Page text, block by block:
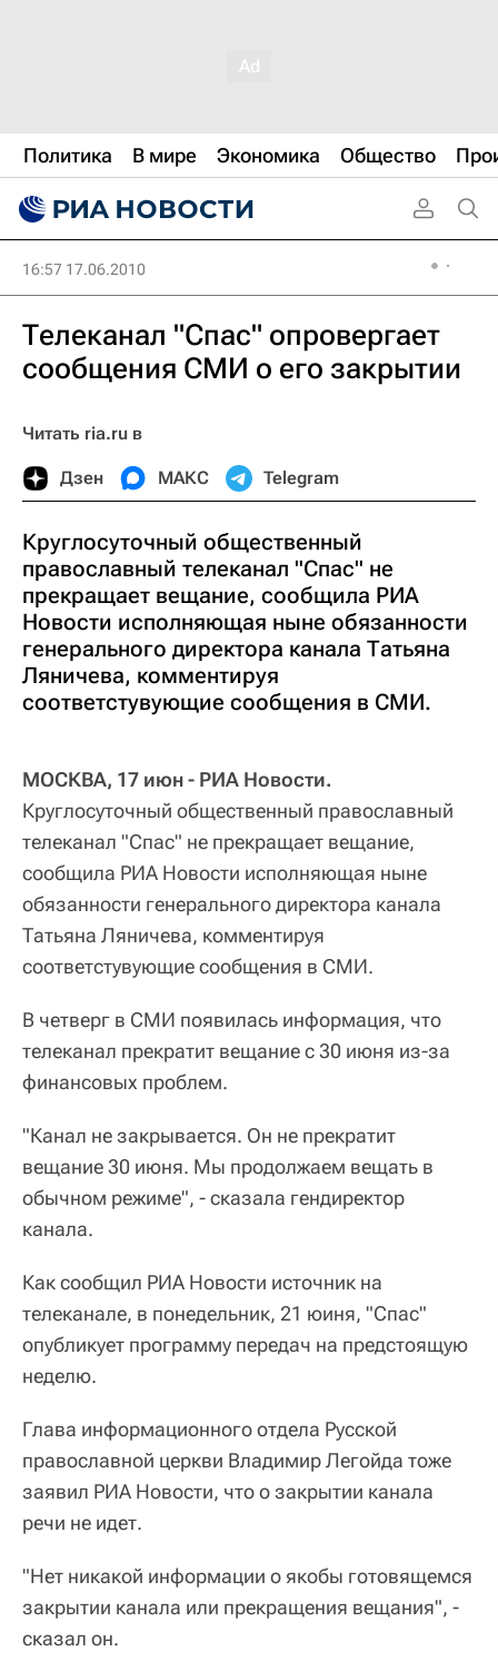
Политика В мире Экономика Общество
16:57 17.06.2010
Телеканал "Спас" опровергает
сообщения СМИ о его закрытии
Читать ria.ru в
Дзен МАКС Telegram
Круглосуточный общественный
православный телеканал "Спас" не
прекращает вещание, сообщила РИА
Новости исполняющая ныне обязанности
генерального директора канала Татьяна
Ляничева, комментируя
соответстувующие сообщения в СМИ.
МОСКВА, 17 июн - РИА Новости.
Круглосуточный общественный православный
телеканал "Спас" не прекращает вещание,
сообщила РИА Новости исполняющая ныне
обязанности генерального директора канала
Татьяна Ляничева, комментируя
соответстувующие сообщения в СМИ.
В четверг в СМИ появилась информация, что
телеканал прекратит вещание с 30 июня из-за
финансовых проблем.
"Канал не закрывается. Он не прекратит
вещание 30 июня. Мы продолжаем вещать в
обычном режиме", - сказала гендиректор
канала.
Как сообщил РИА Новости источник на
телеканале, в понедельник, 21 юиня, "Спас"
опубликует программу передач на предстоящую
неделю.
Глава информационного отдела Русской
православной церкви Владимир Легойда тоже
заявил РИА Новости, что о закрытии канала
речи не идет.
"Нет никакой информации о якобы готовящемся
закрытии канала или прекращения вещания", -
сказал он.